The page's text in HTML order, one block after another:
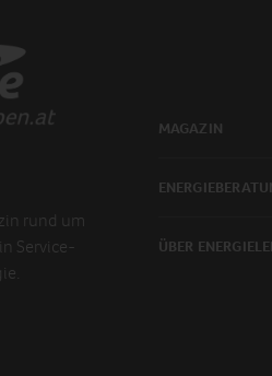
rund um
Service-
MAGAZIN
ÜBER